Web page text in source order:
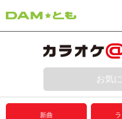
動画からさがす
プレミアムサービ
お気
新曲